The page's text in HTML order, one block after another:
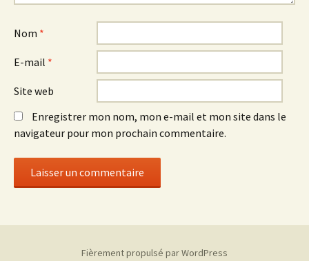
Nom *
E-mail *
Site web
Enregistrer mon nom, mon e-mail et mon site dans le
navigateur pour mon prochain commentaire.
Fièrement propulsé par WordPress